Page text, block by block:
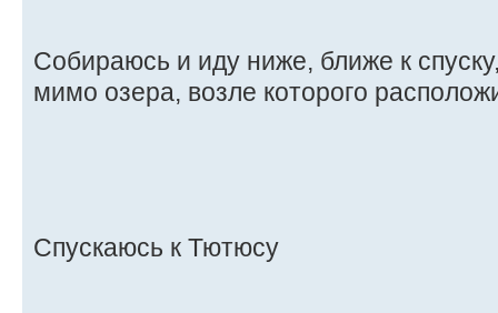
Собираюсь и иду ниже, ближе к
мимо озера, возле которого
Спускаюсь к Тютюсу